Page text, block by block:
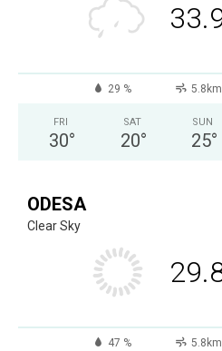
29 %
FRI
30°
SAT
20°
SUN
25°
ODESA
Clear Sky
47 %